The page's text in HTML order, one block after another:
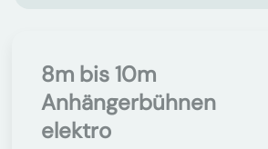
8m bis 10m
Anhängerbühnen
elektro